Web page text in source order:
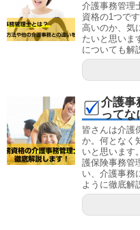
介護事務管理
資格の1つで
高いのか、気
たいと思いま
についても解
介護事
ってな
皆さんは介護
か。何となく
いと思います
護保険事務管
い、介護事務
ように徹底解